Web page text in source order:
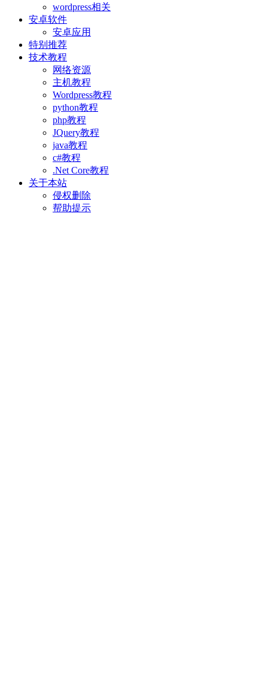
wordpress相关
安卓软件
安卓应用
特别推荐
技术教程
网络资源
主机教程
Wordpress教程
python教程
php教程
JQuery教程
java教程
c#教程
.Net Core教程
关于本站
侵权删除
帮助提示